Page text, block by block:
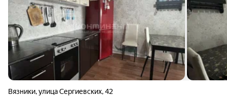
Вязники,улица Сергиевских,42